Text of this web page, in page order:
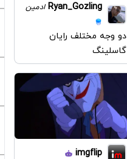
Ryan_Gozling ادمین
دو وجه مختلف رایان
گاسلینگ
imgflip